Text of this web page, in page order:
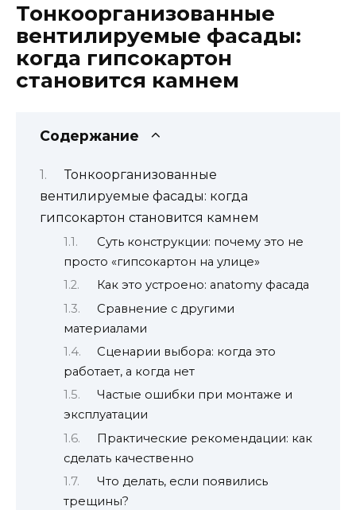
Тонкоорганизованные
вентилируемые фасады:
когда гипсокартон
становится камнем
Содержание
Тонкоорганизованные
вентилируемые фасады: когда
гипсокартон становится камнем
Суть конструкции: почему это не
просто «гипсокартон на улице»
Как это устроено: anatomy фасада
Сравнение с другими
материалами
Сценарии выбора: когда это
работает, а когда нет
Частые ошибки при монтаже и
эксплуатации
Практические рекомендации: как
сделать качественно
Что делать, если появились
трещины?